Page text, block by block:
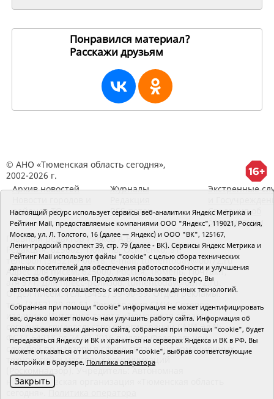
Понравился материал?
Расскажи друзьям
© АНО «Тюменская область сегодня»,
2002-2026 г.
Архив новостей
районов ТО
Журналы
RSS поток
Экстренные
Сведения об
организации
Главный редактор Рябков А.В.
Редакция: 625002, Тюмень, Осипенко, 81,
телефон (3452)49-00-18, e-mail: tumentoday@obl72.ru
Адрес для писем: 625000, Россия, Тюмень, Почтамт,
а/я 371. Для пресс-релизов: tumentoday@obl72.ru.
Отдел писем: тел. (3452) 39-90-59. Отдел рекламы:
тел. (3452) 39-90-51. Регистрация СМИ: Сетевое
издание «Интернет-газета «Тюменская область
сегодня», свидетельство о регистрации СМИ Эл №
ФС77-64918 от 24.02.2016 выдано Федеральной
службой по надзору в сфере связи, информационных
технологий и массовых коммуникаций
(Роскомнадзор). Учредитель: Автономная
некоммерческая организация «Тюменская область
Настоящий ресурс использует сервисы веб-аналитики Яндекс Метрика и
Рейтинг Mail, предоставляемые компаниями ООО "Яндекс", 119021, Россия,
Москва, ул. Л. Толстого, 16 (далее — Яндекс) и ООО "ВК", 125167,
Ленинградский проспект 39, стр. 79 (далее - ВК). Сервисы Яндекс Метрика и
Рейтинг Mail используют файлы "cookie" с целью сбора технических
данных посетителей для обеспечения работоспособности и улучшения
качества обслуживания. Продолжая использовать ресурс, Вы
автоматически соглашаетесь с использованием данных технологий.
Собранная при помощи "cookie" информация не может идентифицировать
вас, однако может помочь нам улучшить работу сайта. Информация об
использовании вами данного сайта, собранная при помощи "cookie", будет
передаваться Яндексу и ВК и храниться на серверах Яндекса и ВК в РФ. Вы
можете отказаться от использования "cookie", выбрав соответствующие
настройки в браузере. Политика оператора
Закрыть